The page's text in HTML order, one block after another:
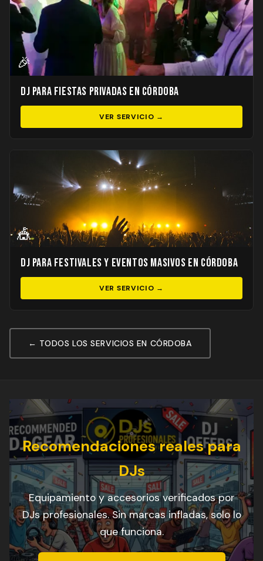
🎉
DJ para Fiestas Privadas en Córdoba
VER SERVICIO →
🎪
DJ para Festivales y Eventos Masivos en Córdoba
VER SERVICIO →
← TODOS LOS SERVICIOS EN CÓRDOBA
Recomendaciones reales para
DJs
Equipamiento y accesorios verificados por
DJs profesionales. Sin marcas infladas, solo lo
que funciona.